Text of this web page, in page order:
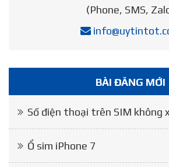
(Phone, SMS,
BÀI ĐĂNG MỚI
Số điện thoại trên SIM không
Ổ sim iPhone 7